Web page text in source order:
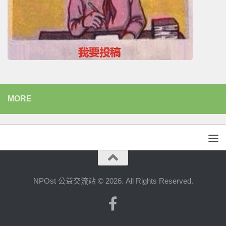
MORE
NPOst 公益交流站 © 2026. All Rights Reserved.